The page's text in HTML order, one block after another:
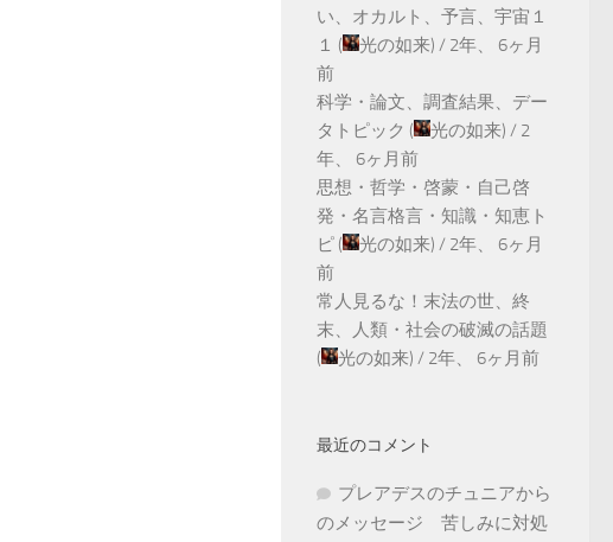
い、オカルト、予言、宇宙１
１ ( 光の如来) / 2年、 6ヶ月
前
科学・論文、調査結果、デー
タトピック ( 光の如来) / 2
年、 6ヶ月前
思想・哲学・啓蒙・自己啓
発・名言格言・知識・知恵ト
ピ ( 光の如来) / 2年、 6ヶ月
前
常人見るな！末法の世、終
末、人類・社会の破滅の話題
(
光の如来) / 2年、 6ヶ月前
最近のコメント
プレアデスのチュニアから
のメッセージ 苦しみに対処